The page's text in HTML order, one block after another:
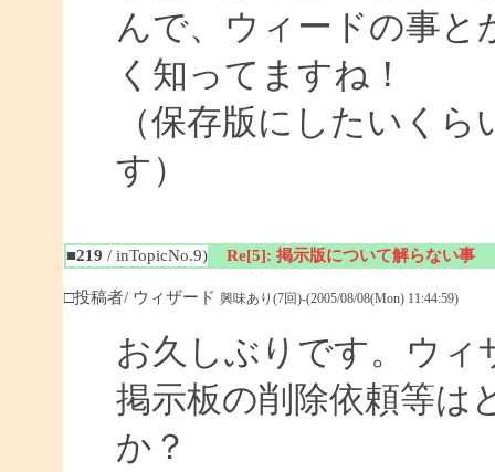
んで、ウィードの事
く知ってますね！
（保存版にしたいく
す）
■219 / inTopicNo.9) Re[5]: 掲示版について解らない事
□投稿者/ ウィザード 興味あり(7回)-(2005/08/08(Mon) 11:44:59)
お久しぶりです。ウィ
掲示板の削除依頼等は
か？